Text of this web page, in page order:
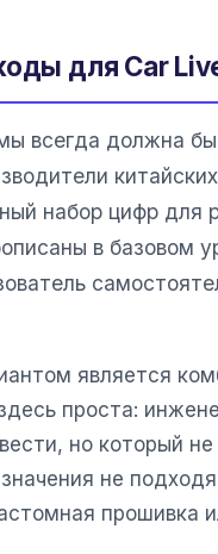
для Car
всегда должна
набор цифр для
в базовом
является
проста:
но который
не
прошивка